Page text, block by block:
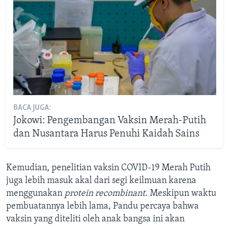
BACA JUGA:
Jokowi: Pengembangan Vaksin Merah-Putih
dan Nusantara Harus Penuhi Kaidah Sains
Kemudian, penelitian vaksin COVID-19 Merah Putih
juga lebih masuk akal dari segi keilmuan karena
menggunakan protein recombinant. Meskipun waktu
pembuatannya lebih lama, Pandu percaya bahwa
vaksin yang diteliti oleh anak bangsa ini akan